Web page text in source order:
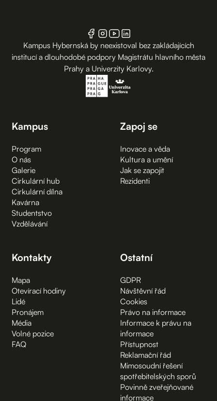
Kampus Hybernská by neexistoval bez zakládajících
institucí a dlouhodobé podpory Magistrátu hlavního města
Prahy a Univerzity Karlovy.
Kampus
Program
O nás
Galerie
Cirkulární hub
Cirkulární dílna
Kavárna
Studentstvo
Vzdělávání
Zapoj se
Inovace a věda
Kultura a umění
Jak se zapojit
Rezidenti
Kontakty
Mapa
Otevírací hodiny
Lidé
Pronájem
Média
Volné pozice
FAQ
Ostatní
GDPR
Návštěvní řád
Cookies
Právo na informace
Informace k právu na
informace
Přístupnost
Reklamační řád
Mimosoudní řešení
spotřebitelských sporů
Povinně zveřejňované
informace